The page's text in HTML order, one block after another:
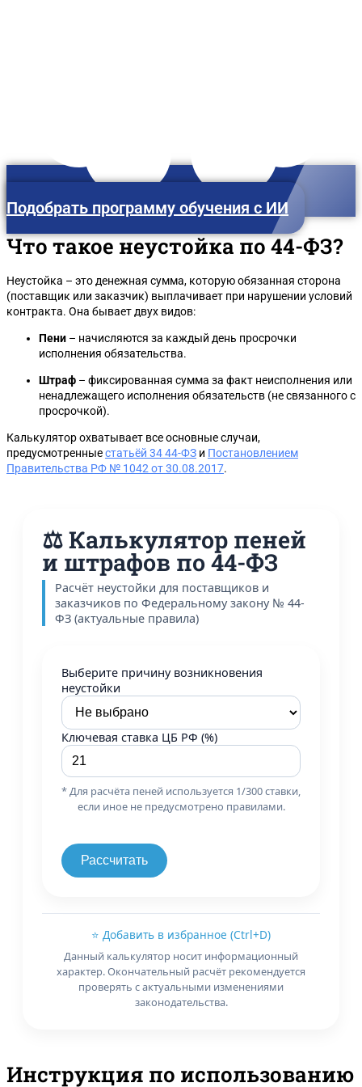
Подобрать программу обучения с ИИ
Что такое неустойка по 44-ФЗ?
Неустойка – это денежная сумма, которую обязанная сторона
(поставщик или заказчик) выплачивает при нарушении условий
контракта. Она бывает двух видов:
Пени – начисляются за каждый день просрочки
исполнения обязательства.
Штраф – фиксированная сумма за факт неисполнения или
ненадлежащего исполнения обязательств (не связанного с
просрочкой).
Калькулятор охватывает все основные случаи,
предусмотренныестатьёй 34 44-ФЗ и Постановлением
Правительства РФ № 1042 от 30.08.2017.
⚖️ Калькулятор пеней
и штрафов по 44-ФЗ
Расчёт неустойки для поставщиков и
заказчиков по Федеральному закону № 44-
ФЗ (актуальные правила)
Выберите причину возникновения
неустойки
Ключевая ставка ЦБ РФ (%)
* Для расчёта пеней используется 1/300 ставки,
если иное не предусмотрено правилами.
Рассчитать
⭐ Добавить в избранное (Ctrl+D)
Данный калькулятор носит информационный
характер. Окончательный расчёт рекомендуется
проверять с актуальными изменениями
законодательства.
Инструкция по использованию